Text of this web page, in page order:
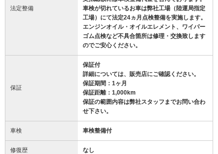
法定整備
車検が切れているお車は弊社工場（陸運局指定
工場）にて法定24ヵ月点検整備を実施します。
エンジンオイル・オイルエレメント、ワイパー
ゴム点検など不具合箇所は修理・交換致します
のでご安心ください。
保証
保証付
詳細については、販売店にご確認ください。
保証期間：1ヶ月
保証距離：1,000km
保証の範囲内容は弊社スタッフまでお問い合わ
せ下さい。
車検 車検整備付
修復歴 なし